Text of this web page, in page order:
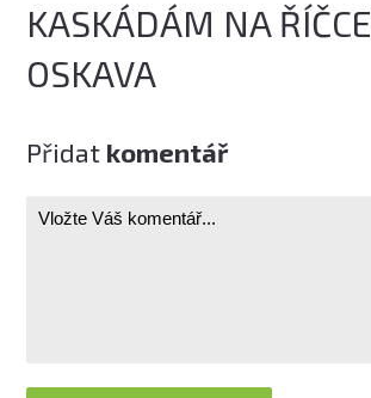
KASKÁDÁM NA ŘÍČCE
OSKAVA
Přidat komentář